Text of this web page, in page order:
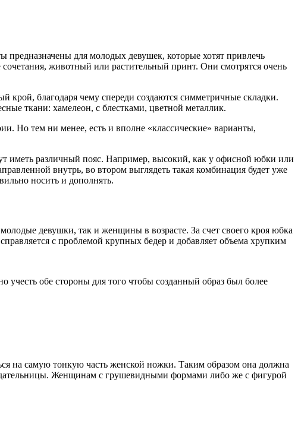
для молодых девушек, которые хотят привлечь
животный или растительный принт. Они смотрятся очень
благодаря чему спереди создаются симметричные складки.
ткани: хамелеон, с блестками, цветной металлик.
Но тем ни менее, есть и вполне «классические» варианты,
иметь различный пояс. Например, высокий, как у офисной юбки или
внутрь, во втором выглядеть такая комбинация будет уже
носить и дополнять.
девушки, так и женщины в возрасте. За счет своего кроя юбка
с проблемой крупных бедер и добавляет объема хрупким
обе стороны для того чтобы созданный образ был более
на самую тонкую часть женской ножки. Таким образом она должна
Женщинам с грушевидными формами либо же с фигурой